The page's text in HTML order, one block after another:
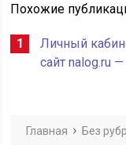
Похожие
Личный
сайт nalog.ru
Главная Без